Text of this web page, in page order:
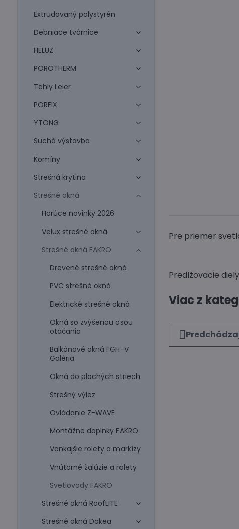
Pre priemer
Predlžovacie
Viac z
Extrudovaný polystyrén
Debniace tvárnice
HELUZ
POROTHERM
Tehly Leier
PORFIX
YTONG
Suchá výstavba
Komíny
Strešná krytina
Strešné okná
Horúce novinky 2026
Velux strešné okná
Strešné okná FAKRO
Drevené strešné okná
PVC strešné okná
Elektrické strešné okná
Okná so zvýšenou osou
otáčania
Balkónové okná FGH-V
Galéria
Okná do plochých striech
Strešný výlez
Ovládanie Z-WAVE
Montážne doplnky FAKRO
Vonkajšie rolety a markízy
Vnútorné žalúzie a rolety
Svetlovody FAKRO
Strešné okná RoofLITE
Strešné okná Dakea